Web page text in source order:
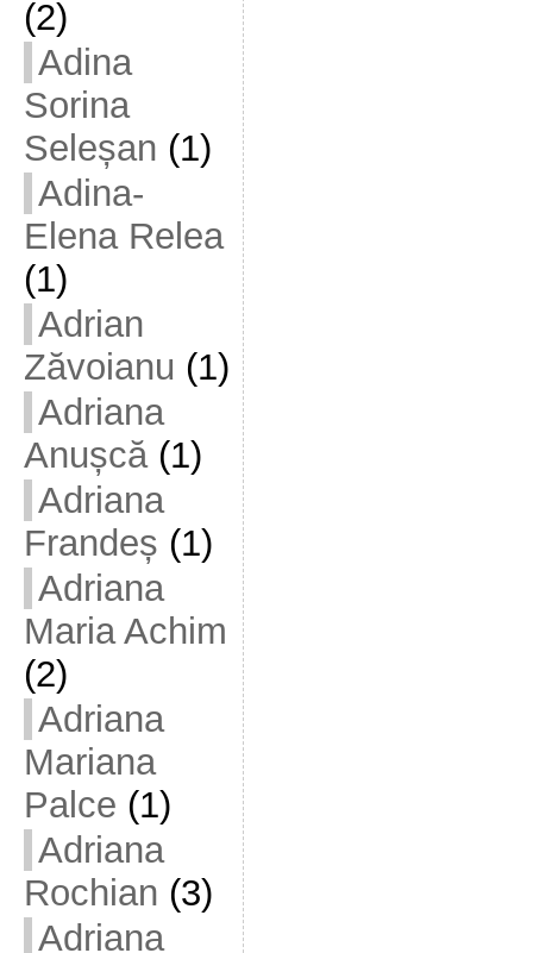
(2)
Adina
Sorina
Seleșan (1)
Adina-
Elena Relea
(1)
Adrian
Zăvoianu (1)
Adriana
Anușcă(1)
Adriana
Frandeș (1)
Adriana
Maria Achim
(2)
Adriana
Mariana
Palce (1)
Adriana
Rochian (3)
Adriana